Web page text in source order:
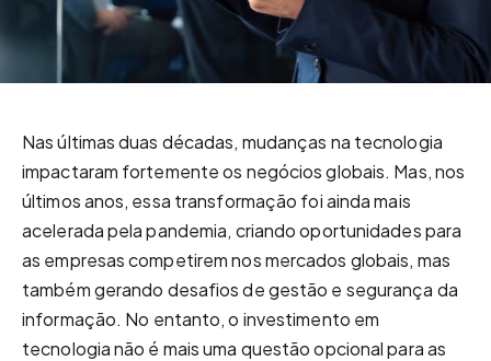
Nas últimas duas décadas, mudanças na tecnologia
impactaram fortemente os negócios globais. Mas, nos
últimos anos, essa transformação foi ainda mais
acelerada pela pandemia, criando oportunidades para
as empresas competirem nos mercados globais, mas
também gerando desafios de gestão e segurança da
informação. No entanto, o investimento em
tecnologia não é mais uma questão opcional para as